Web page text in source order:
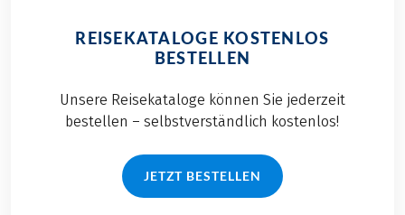
REISEKATALOGE KOSTENLOS
BESTELLEN
Unsere Reisekataloge können Sie jederzeit
bestellen – selbstverständlich kostenlos!
JETZT BESTELLEN